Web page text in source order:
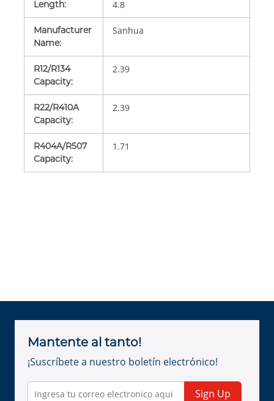
Length: 4.8
Manufacturer
Name:
Sanhua
R12/R134
Capacity:
2.39
R22/R410A
Capacity:
2.39
R404A/R507
Capacity:
1.71
Mantente al tanto!
¡Suscríbete a nuestro boletín electrónico!
Sign Up